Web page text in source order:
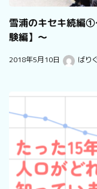
雪浦のキセキ続編
験編】〜
2018年5月10日 ばり